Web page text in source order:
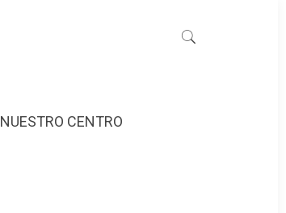
NUESTRO CENTRO